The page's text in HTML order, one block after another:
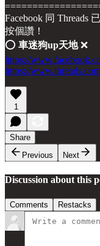
Facebook 同 Threads
按個讚！
⭕️ 車迷狗up天地❌
https://
https://
1
Share
Previous
Next
Discussion about this
Comments Restacks